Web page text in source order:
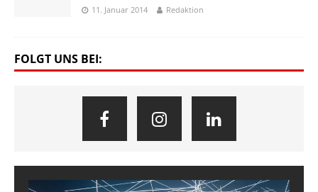
11. Januar 2014 Redaktion
FOLGT UNS BEI: